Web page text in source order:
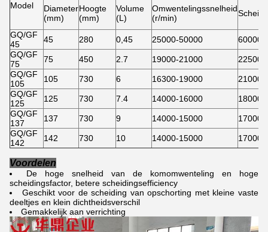
Model
Diameter
(mm)
Hoogte
(mm)
Volume
(L)
Omwentelingssnelheid
(r/min)
GQ/GF
45
45 280 0,45 25000-50000
60000
GQ/GF
75
75 450 2.7 19000-21000
22500
GQ/GF
105
105 730 6 16300-19000
21000
GQ/GF
125
125 730 7.4 14000-16000
18000
GQ/GF
137
137 730 9 14000-15000
17000
GQ/GF
142
142 730 10 14000-15000 17000
Voordelen
De hoge snelheid van de komomwenteling en hoge
scheidingsfactor, betere scheidingsefficiency
Geschikt voor de scheiding van opschorting met kleine vaste
deeltjes en klein dichtheidsverschil
Gemakkelijk aan verrichting